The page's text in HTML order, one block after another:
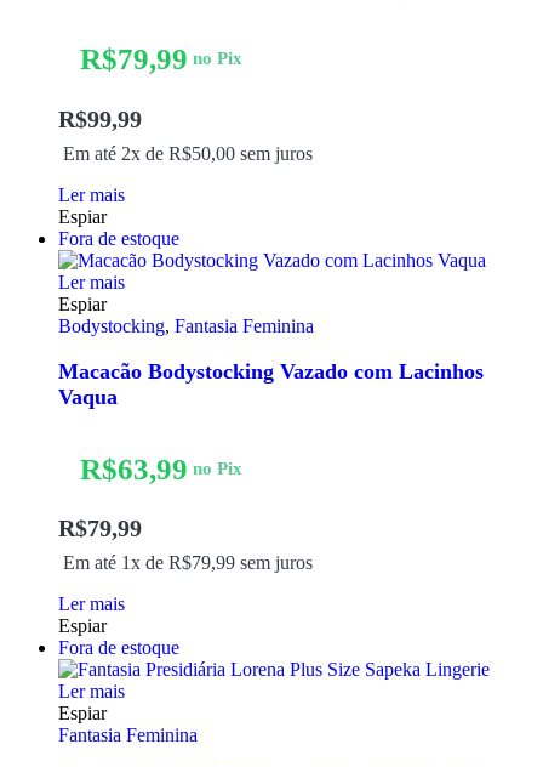
R$99,99
Em até 2x de R$50,00 sem juros
R$79,99 no Pix
Ler mais
Espiar
Fora de estoque
Ler mais
Espiar
Bodystocking, Fantasia Feminina
Macacão Bodystocking Vazado com Lacinhos
Vaqua
R$79,99
Em até 1x de R$79,99 sem juros
R$63,99 no Pix
Ler mais
Espiar
Fora de estoque
Ler mais
Espiar
Fantasia Feminina